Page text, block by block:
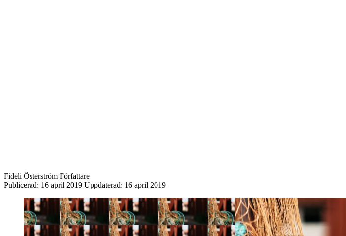
Fideli Österström Författare
Publicerad: 16 april 2019 Uppdaterad: 16 april 2019